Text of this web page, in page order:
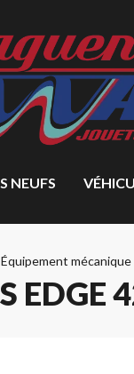
NEUFS
Équipement mécanique
EDGE